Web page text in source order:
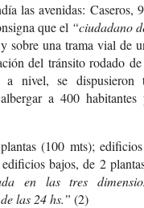
las avenidas: Caseros,
que el “ciudadano
sobre una trama vial de
del tránsito rodado
nivel, se dispusieron
a 400 habitantes
(100 mts);
bajos, de 2
en las tres
las 24 hs.” (2)